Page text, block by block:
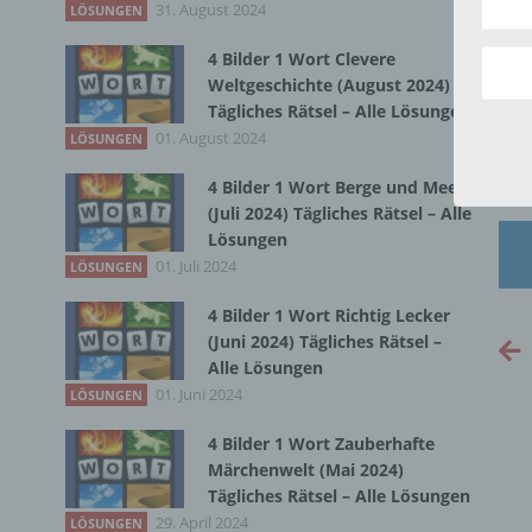
LÖSUNGEN 31. August 2024
4 Bilder 1 Wort Clevere
Weltgeschichte (August 2024)
Tägliches Rätsel – Alle Lösungen
LÖSUNGEN 01. August 2024
4 Bilder 1 Wort Berge und Meer
(Juli 2024) Tägliches Rätsel – Alle
Lösungen
LÖSUNGEN 01. Juli 2024
4 Bilder 1 Wort Richtig Lecker
(Juni 2024) Tägliches Rätsel –
Alle Lösungen
LÖSUNGEN 01. Juni 2024
4 Bilder 1 Wort Zauberhafte
Märchenwelt (Mai 2024)
Tägliches Rätsel – Alle Lösungen
LÖSUNGEN 29. April 2024
Die
dies